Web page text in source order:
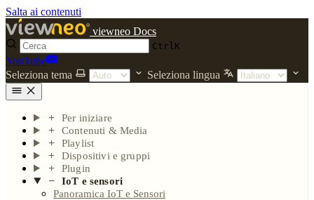
Salta ai contenuti
viewneo Docs
CtrlK
YouTube
Seleziona tema
Seleziona lingua
Per iniziare
Contenuti & Media
Playlist
Dispositivi e gruppi
Plugin
IoT e sensori
Panoramica IoT e Sensori